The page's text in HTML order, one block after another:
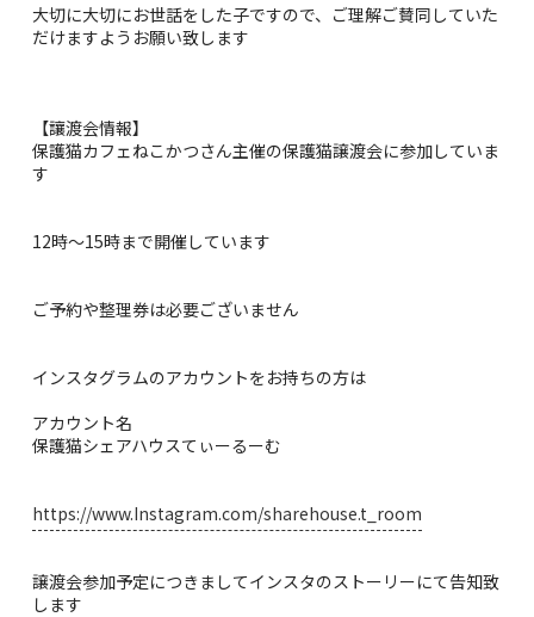
大切に大切にお世話をした子ですので、ご理解ご賛同していた
だけますようお願い致します
【讓渡会情報】
保護猫カフェねこかつさん主催の保護猫譲渡会に参加していま
す
12時～15時まで開催しています
ご予約や整理券は必要ございません
インスタグラムのアカウントをお持ちの方は
アカウント名
保護猫シェアハウスてぃーるーむ
https://www.Instagram.com/sharehouse.t_room
譲渡会参加予定につきましてインスタのストーリーにて告知致
します